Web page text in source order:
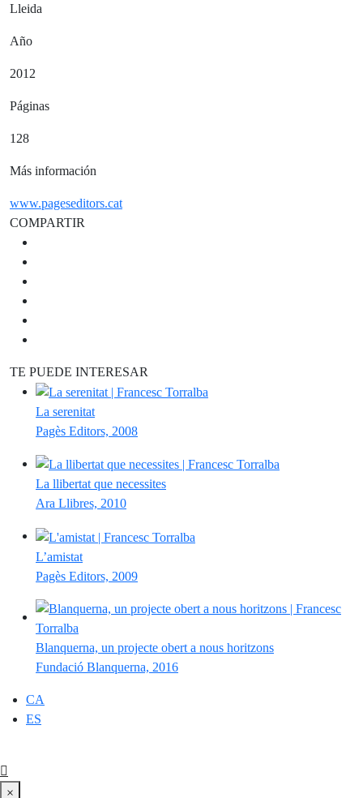
Lleida
Año
2012
Páginas
128
Más información
www.pageseditors.cat
COMPARTIR
TE PUEDE INTERESAR
La serenitat
Pagès Editors, 2008
La llibertat que necessites
Ara Llibres, 2010
L’amistat
Pagès Editors, 2009
Blanquerna, un projecte obert a nous horitzons
Fundació Blanquerna, 2016
CA
ES
×